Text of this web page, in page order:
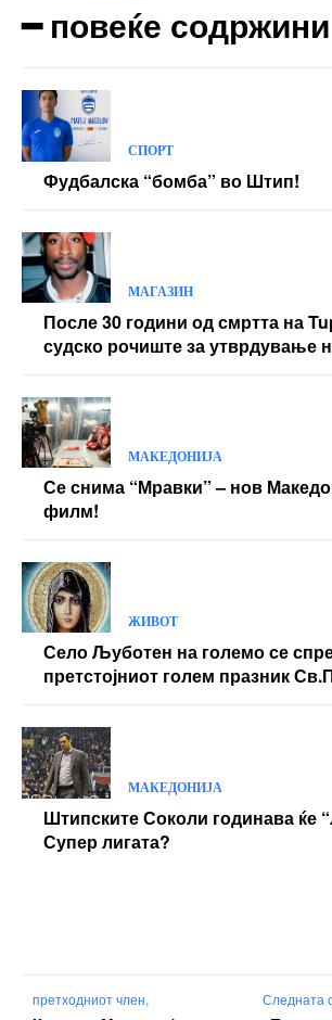
━ повеќе содржини
СПОРТ
Фудбалска “бомба” во Штип!
МАГАЗИН
После 30 години од смртта на
судско рочиште за утврдување
МАКЕДОНИЈА
Се снима “Мравки” – нов
филм!
ЖИВОТ
Село Љуботен на големо се
претстојниот голем празник
МАКЕДОНИЈА
Штипските Соколи годинава ќе
Супер лигата?
претходниот член, Следната